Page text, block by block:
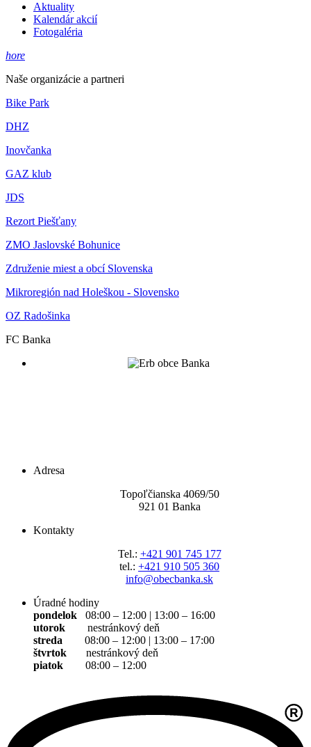
Aktuality
Kalendár akcií
Fotogaléria
hore
Naše organizácie a partneri
Bike Park
DHZ
Inovčanka
GAZ klub
JDS
Rezort Piešťany
ZMO Jaslovské Bohunice
Združenie miest a obcí Slovenska
Mikroregión nad Holeškou - Slovensko
OZ Radošinka
FC Banka
Adresa
Topoľčianska 4069/50
921 01 Banka
Kontakty
Tel.: +421 901 745 177
tel.: +421 910 505 360
info@obecbanka.sk
Úradné hodiny
pondelok
08:00 – 12:00 | 13:00 – 16:00
utorok nestránkový deň
streda 08:00 – 12:00 | 13:00 – 17:00
štvrtok nestránkový deň
piatok 08:00 – 12:00